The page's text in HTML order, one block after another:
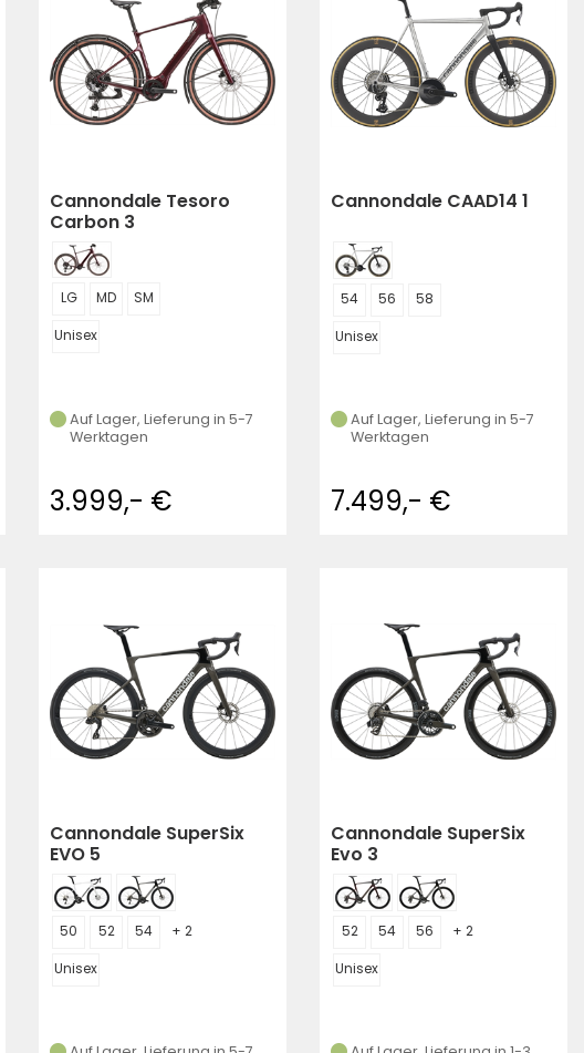
Cannondale Tesoro
Carbon 3
LG MD
SM
Unisex
Auf Lager, Lieferung in 5-7
Werktagen
3.999,- €
Cannondale CAAD14 1
54 56
58
Unisex
Auf Lager, Lieferung in 5-7
Werktagen
7.499,- €
Cannondale SuperSix
EVO 5
50 52 54
+ 2
Unisex
Cannondale SuperSix
Evo 3
52 54 56
+ 2
Unisex